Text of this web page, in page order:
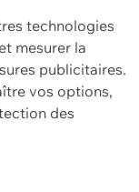
technologies
mesurer la
publicitaires.
vos options,
des